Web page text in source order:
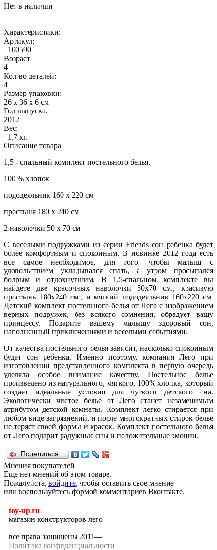
Нет в наличии
Характеристики:
Артикул:
100590
Возраст:
4 +
Кол-во деталей:
4
Размер упаковки:
26 х 36 х 6 см
Год выпуска:
2012
Вес:
1.7 кг.
Описание товара:
1,5 - спальный комплект постельного белья.
100 % хлопок
пододеяльник 160 х 220 см
простыня 180 х 240 см
2 наволочки 50 х 70 см
С веселыми подружками из серии Friends сон ребенка будет
более комфортным и спокойным. В новинке 2012 года есть
все самое необходимое, для того, чтобы малыш с
удовольствием укладывался спать, а утром просыпался
бодрым и отдохнувшим. В 1,5-спальном комплекте вы
найдете две красочных наволочки 50х70 см., красивую
простынь 180х240 см., и мягкий пододеяльник 160х220 см.
Детский комплект постельного белья от Лего с изображением
верных подружек, без всякого сомнения, обрадует вашу
принцессу. Подарите вашему малышу здоровый сон,
наполненный приключениями и веселыми событиями.
От качества постельного белья зависит, насколько спокойным
будет сон ребенка. Именно поэтому, компания Лего при
изготовлении представленного комплекта в первую очередь
уделяла особое внимание качеству. Постельное белье
произведено из натурального, мягкого, 100% хлопка, который
создает идеальные условия для чуткого детского сна.
Экологически чистое белье от Лего станет незаменимым
атрибутом детской комнаты. Комплект легко стирается при
любом виде загрязнений, и после многократных стирок белье
не теряет своей формы и красок. Комплект постельного белья
от Лего подарит радужные сны и положительные эмоции.
Поделиться…
Мнения покупателей
Еще нет мнений об этом товаре.
Пожалуйста, войдите, чтобы оставить свое мнение
или воспользуйтесь формой комментариев Вконтакте.
toy-up.ru
магазин конструкторов лего
все права защищены 2011—
Политика конфиденциальности